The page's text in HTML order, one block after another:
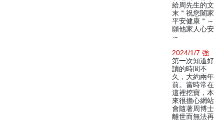
給周先生的文
末＂祝您闔家
平安健康＂～
願他家人心安
～
2024/1/7 強
第一次知道好
讀的時間不
久，大約兩年
前。當時常在
這裡挖寶，本
來很擔心網站
會隨著周博士
離世而無法再